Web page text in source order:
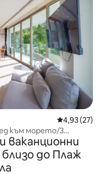
Средна
4,93 (27)
към морето/3
супермаркети и
ваканционни
до Плаж